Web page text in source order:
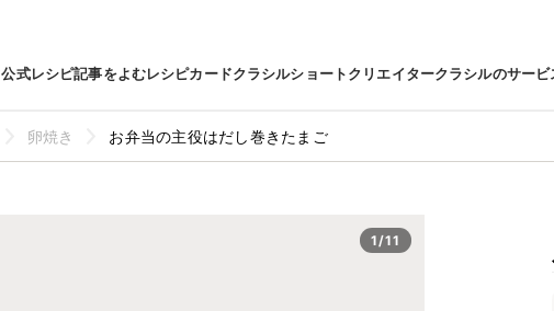
公式レシピ記事をよむレシピカードクラシルショートクリエイタークラシルのサービ
卵焼き お弁当の主役はだし巻きたまご
1/11